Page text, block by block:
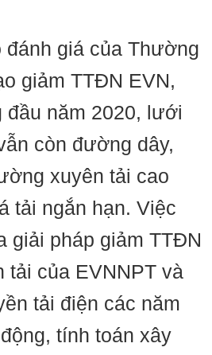
đánh giá của Thường
giảm TTĐN EVN,
đầu năm 2020, lưới
còn đường dây,
xuyên tải cao
tải ngắn hạn. Việc
giải pháp giảm TTĐN
tải của EVNNPT và
tải điện các năm
tính toán xây